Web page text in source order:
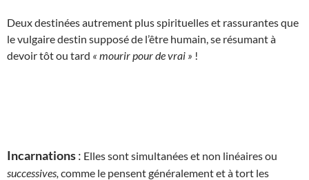
Deux destinées autrement plus spirituelles et rassurantes que
le vulgaire destin supposé de l’être humain, se résumant à
devoir tôt ou tard « mourir pour de vrai » !
Incarnations: Elles sont simultanées et non linéaires ou
successives, comme le pensent généralement et à tort les